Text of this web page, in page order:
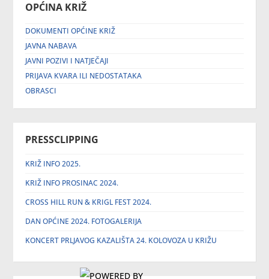
OPĆINA KRIŽ
DOKUMENTI OPĆINE KRIŽ
JAVNA NABAVA
JAVNI POZIVI I NATJEČAJI
PRIJAVA KVARA ILI NEDOSTATAKA
OBRASCI
PRESSCLIPPING
KRIŽ INFO 2025.
KRIŽ INFO PROSINAC 2024.
CROSS HILL RUN & KRIGL FEST 2024.
DAN OPĆINE 2024. FOTOGALERIJA
KONCERT PRLJAVOG KAZALIŠTA 24. KOLOVOZA U KRIŽU